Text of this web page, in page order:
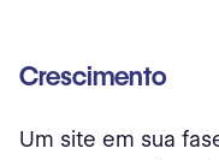
Crescimento
Um site em sua